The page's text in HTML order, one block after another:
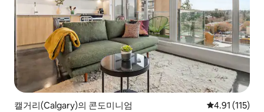
캘거리(Calgary)의 콘도미니엄 평점 4.91점(5
4.91 (115)